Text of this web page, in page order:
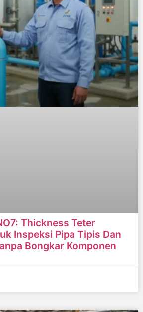
Thickness Teter
Inspeksi Pipa Tipis Dan
Bongkar Komponen